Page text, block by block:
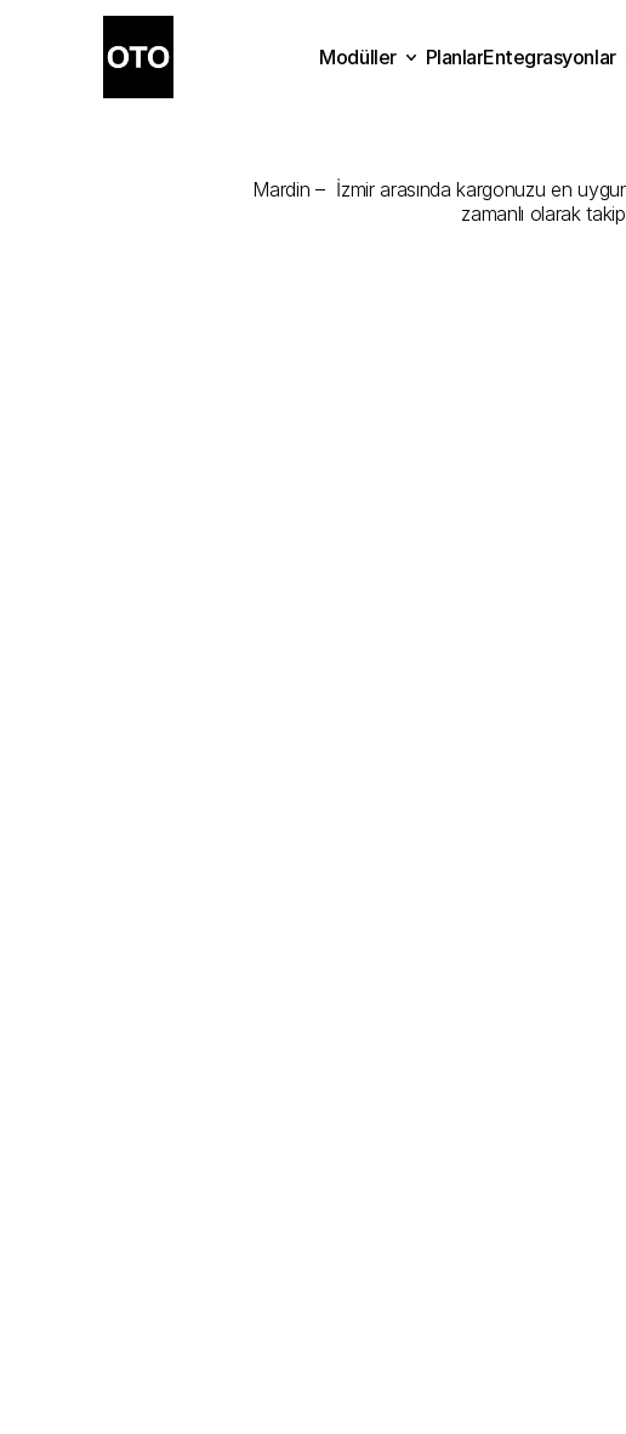
Mardin –  İzmir arasında kargonuzu en
zamanlı olarak
Modüller
PlanlarEntegrasyonlar